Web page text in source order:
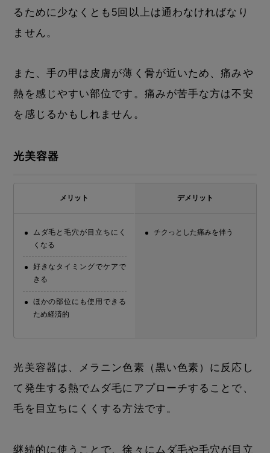
るために少なくとも5回以上は通わなければなり
ません。
また、手の甲は皮膚が薄く骨が近いため、痛みや
熱を感じやすい部位です。痛みが苦手な方は不安
を感じるかもしれません。
光美容器
メリット
ムダ毛と毛穴が目立ちにく
くなる
好きなタイミングでケアで
きる
ほかの部位にも使用できる
ため経済的
デメリット
チクっとした痛みを伴う
光美容器は、メラニン色素（黒い色素）に反応し
て発生する熱でムダ毛にアプローチすることで、
毛を目立ちにくくする方法です。
継続的に使うことで、徐々にムダ毛や毛穴が目立